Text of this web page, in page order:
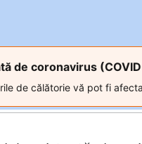
de coronavirus
de călătorie vă pot fi